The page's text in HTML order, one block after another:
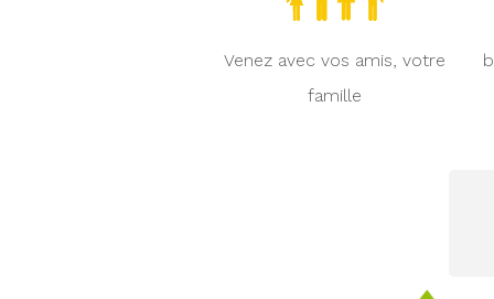
Venez avec vos amis, votre
famille